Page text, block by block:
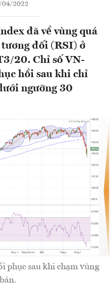
04/2022
đã về vùng quá
tương đối (RSI) ở
20. Chỉ số VN-
hồi sau khi chỉ
ngưỡng 30
phục sau khi chạm vùng